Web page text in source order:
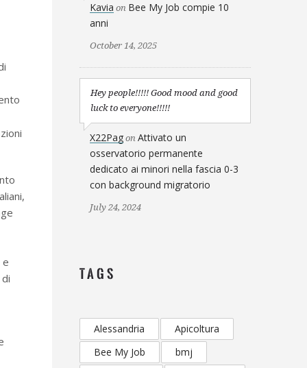
e
Kavia on Bee My Job compie 10
anni
October 14, 2025
Hey people!!!!! Good mood and good
luck to everyone!!!!!
X22Pag on Attivato un
osservatorio permanente
dedicato ai minori nella fascia 0-3
con background migratorio
July 24, 2024
TAGS
Alessandria
Apicoltura
Bee My Job
bmj